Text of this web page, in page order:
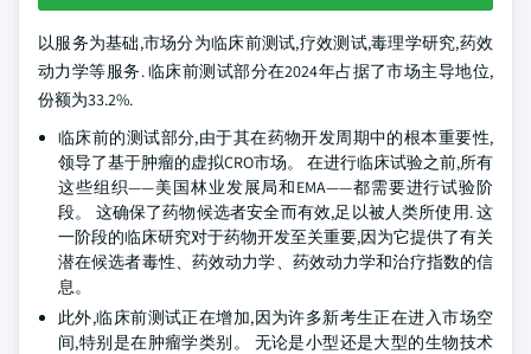
以服务为基础,市场分为临床前测试,疗效测试,毒理学研究,药效
动力学等服务. 临床前测试部分在2024年占据了市场主导地位,
份额为33.2%.
临床前的测试部分,由于其在药物开发周期中的根本重要性,
领导了基于肿瘤的虚拟CRO市场。 在进行临床试验之前,所有
这些组织——美国林业发展局和EMA——都需要进行试验阶
段。 这确保了药物候选者安全而有效,足以被人类所使用. 这
一阶段的临床研究对于药物开发至关重要,因为它提供了有关
潜在候选者毒性、药效动力学、药效动力学和治疗指数的信
息。
此外,临床前测试正在增加,因为许多新考生正在进入市场空
间,特别是在肿瘤学类别。 无论是小型还是大型的生物技术